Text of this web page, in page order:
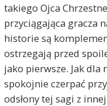
takiego Ojca
przyciągająca gracza
historie są
ostrzegają przed
jako pierwsze. Jak dla
spokojnie czerpać
odsłony tej sagi z